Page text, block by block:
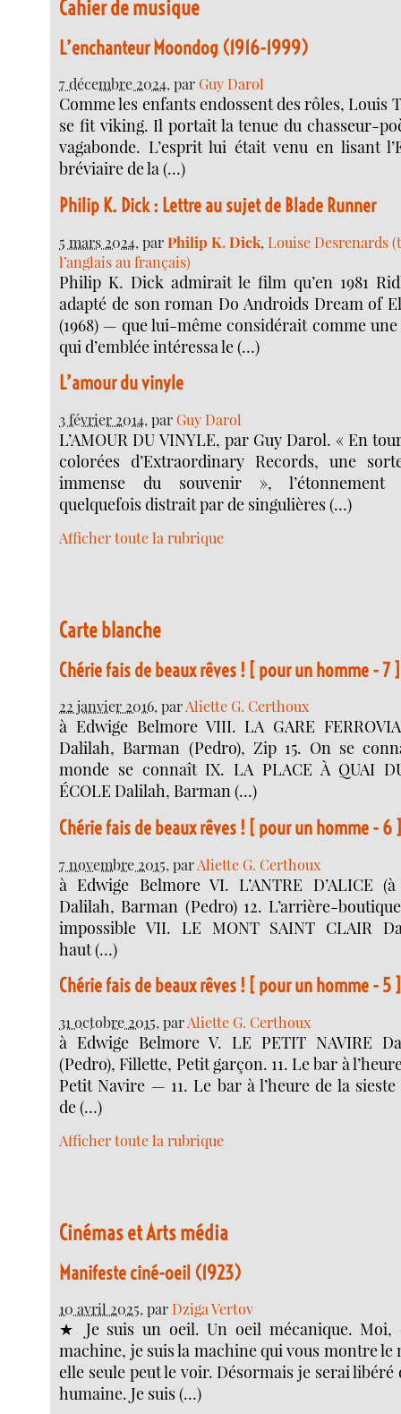
Cahier de musique
L’enchanteur Moondog (1916-1999)
7 décembre 2024, par Guy Darol
Comme les enfants endossent des rôles, Louis
se fit viking. Il portait la tenue du chasseur-
vagabonde. L’esprit lui était venu en lisant
bréviaire de la (…)
Philip K. Dick : Lettre au sujet de Blade Runner
5 mars 2024, parPhilip K. Dick,Louise Desrenards
l’anglais au français)
Philip K. Dick admirait le film qu’en 1981
adapté de son roman Do Androids Dream of
(1968) — que lui-même considérait comme une
qui d’emblée intéressa le (…)
L’amour du vinyle
3 février 2014, par Guy Darol
L’AMOUR DU VINYLE, par Guy Darol. « En
colorées d’Extraordinary Records, une
immense du souvenir », l’étonnement
quelquefois distrait par de singulières (…)
Afficher toute la rubrique
Carte blanche
Chérie fais de beaux rêves ! [ pour un homme - 7 ]
22 janvier 2016, parAliette G. Certhoux
à Edwige Belmore VIII. LA GARE
Dalilah, Barman (Pedro), Zip 15. On se
monde se connaît IX. LA PLACE À QUAI
ÉCOLE Dalilah, Barman (…)
Chérie fais de beaux rêves ! [ pour un homme - 6
7 novembre 2015, parAliette G. Certhoux
à Edwige Belmore VI. L’ANTRE D’ALICE
Dalilah, Barman (Pedro) 12. L’arrière-boutique
impossible VII. LE MONT SAINT CLAIR
haut (…)
Chérie fais de beaux rêves ! [ pour un homme - 5 ]
31 octobre 2015, parAliette G. Certhoux
à Edwige Belmore V. LE PETIT NAVIRE
(Pedro), Fillette, Petit garçon. 11. Le bar à
Petit Navire — 11. Le bar à l’heure de la
de (…)
Afficher toute la rubrique
Cinémas et Arts média
Manifeste ciné-oeil (1923)
10 avril 2025, parDziga Vertov
★ Je suis un oeil. Un oeil mécanique. Moi,
machine, je suis la machine qui vous montre le
elle seule peut le voir. Désormais je serai libéré
humaine. Je suis (…)